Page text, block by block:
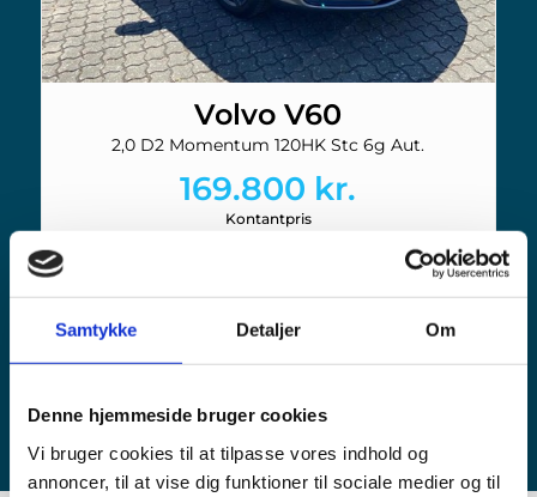
Samtykke Detaljer Om
Denne hjemmeside bruger cookies
Vi bruger cookies til at tilpasse vores indhold og
annoncer, til at vise dig funktioner til sociale medier og til
Volvo V60
2,0 D2 Momentum 120HK Stc 6g Aut.
169.800 kr.
Kontantpris
Diesel
Drivmiddel
VIS ALLE BILER